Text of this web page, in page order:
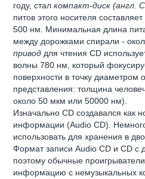
году, сталкомпакт-диск (англ.
питов этого носителя
500 нм. Минимальная длина
между дорожками спирали -
привод для чтения CD
волны 780 нм, который
поверхности в точку диаметром
представления: толщина
около 50 мкм или 50000 нм).
Изначально CD создавался как
информации (Audio CD).
использовать для хранения в
Формат записи Audio CD и CD с
поэтому обычные
информацию с немузыкальных